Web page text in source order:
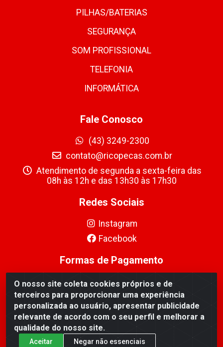
O nosso site coleta cookies próprios e de
terceiros para proporcionar uma experiência
personalizada ao usuário, apresentar publicidade
relevante de acordo com o seu perfil e melhorar a
qualidade do nosso site.
Aceitar Negar não essenciais
PILHAS/BATERIAS
SEGURANÇA
SOM PROFISSIONAL
TELEFONIA
INFORMÁTICA
Fale Conosco
(43) 3249-2300
contato@ricopecas.com.br
Atendimento de segunda a sexta-feira das
08h às 12h e das 13h30 às 17h30
Redes Sociais
Instagram
Facebook
Formas de Pagamento
Ricopeças Comércio de componentes Eletrônicos Ltda -
Rua Alicio Francisco Mafra, 968 - Jardim Taroba,
Cambé/PR - CEP 86.191-390 - CNPJ 06.241.208/0001-